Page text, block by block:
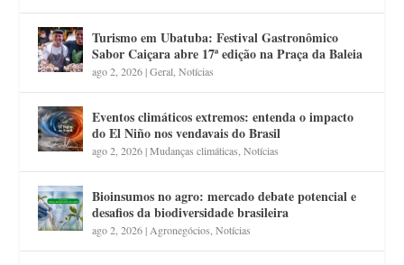
Turismo em Ubatuba: Festival Gastronômico
Sabor Caiçara abre 17ª edição na Praça da Baleia
ago 2, 2026|Geral ,Notícias
Eventos climáticos extremos: entenda o impacto
do El Niño nos vendavais do Brasil
ago 2, 2026|Mudanças climáticas ,Notícias
Bioinsumos no agro: mercado debate potencial e
desafios da biodiversidade brasileira
ago 2, 2026| Agronegócios ,Notícias